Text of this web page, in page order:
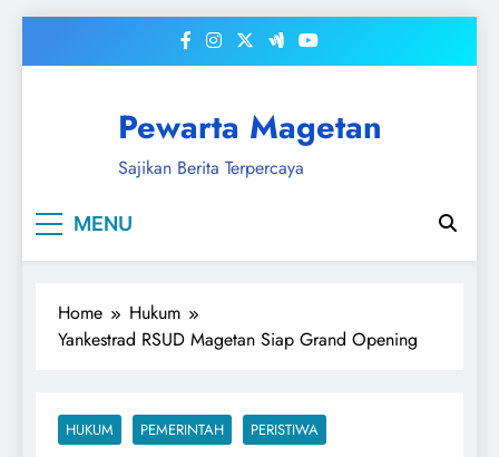
Pewarta Magetan
Sajikan Berita Terpercaya
MENU
Home
Hukum
Yankestrad RSUD Magetan Siap Grand Opening
HUKUM PEMERINTAH PERISTIWA